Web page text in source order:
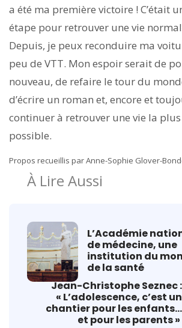
a été ma première victoire ! C’était
étape pour retrouver une vie
Depuis, je peux reconduire ma
peu de VTT. Mon espoir serait de
nouveau, de refaire le tour du
d’écrire un roman et, encore et
continuer à retrouver une vie la
possible.
Propos recueillis par Anne-Sophie Glover-
À Lire Aussi
L’Académie
de médecine, une
institution du
de la santé
Jean-Christophe Seznec :
« L’adolescence, c’est un
chantier pour les enfants…
et pour les parents »